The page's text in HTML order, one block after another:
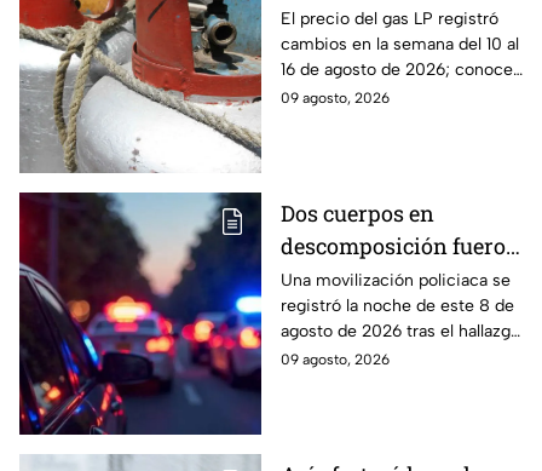
de agosto? Este será el
precio
El precio del gas LP registró
cambios en la semana del 10 al
16 de agosto de 2026; conoce
cuánto costará el kilo y el
09 agosto, 2026
Dos cuerpos en
descomposición fueron
encontrados en
Ahuatlán, Puebla, HOY:
Esto se sabe
Una movilización policiaca se
registró la noche de este 8 de
agosto de 2026 tras el hallazgo
de dos cuerpos en
09 agosto, 2026